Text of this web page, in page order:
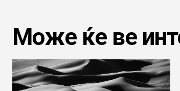
Може ќе ве